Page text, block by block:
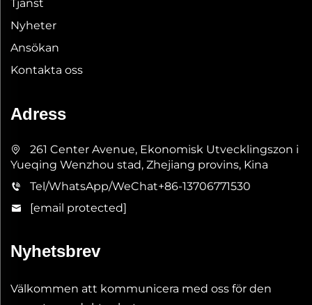
Tjänst
Nyheter
Ansökan
Kontakta oss
Adress
261 Center Avenue, Ekonomisk Utvecklingszon i
Yueqing Wenzhou stad, Zhejiang provins, Kina
Tel/WhatsApp/WeChat+86-13706771530
[email protected]
Nyhetsbrev
Välkommen att kommunicera med oss för den